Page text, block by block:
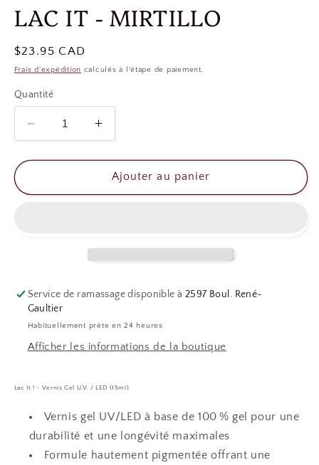
LAC IT - MIRTILLO
Prix
habituel
$23.95 CAD
Frais d'expédition calculés à l'étape de paiement.
Quantité
Réduire
la
quantité
LAC
Augmenter
la
quantité
de
LAC
Ajouter au panier
Service de ramassage disponible à 2597 Boul. René-
Gaultier
Habituellement prête en 24 heures
Afficher les informations de la boutique
Lac It ! - Vernis Gel U.V. / LED (15ml)
Vernis gel UV/LED à base de 100 % gel pour une
durabilité et une longévité maximales
Formule hautement pigmentée offrant une